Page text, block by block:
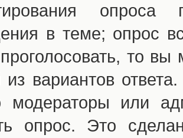
опроса
в теме; опрос
то вы
вариантов
модераторы или
опрос. Это